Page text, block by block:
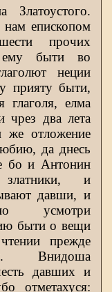
епископом
прочих
ему быти во
неции
прияту быти,
глаголя, елма
чрез два лета
же отложение
да днесь
бо и Антонин
и
давши, и
усмотри
быти о вещи
прежде
Внидоша
давших и
отметахуся: